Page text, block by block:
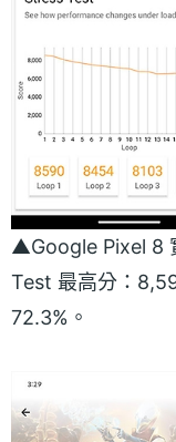
▲Google Pixel 8
Test 最高分：
72.3%。